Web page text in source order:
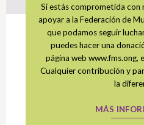
Si estás comprometida con
apoyar a la Federación de
que podamos seguir
puedes hacer una
página web www.fms.ong,
Cualquier contribución y
la
MÁS